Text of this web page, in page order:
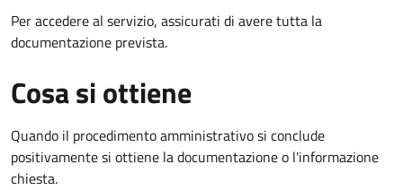
Per accedere al servizio, assicurati di avere tutta la
documentazione prevista.
Cosa si ottiene
Quando il procedimento amministrativo si conclude
positivamente si ottiene la documentazione o l'informazione
chiesta.